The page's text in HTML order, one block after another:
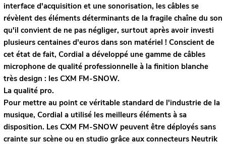
interface d'acquisition et une sonorisation, les câbles se
révèlent des éléments déterminants de la fragile chaîne du son
qu'il convient de ne pas négliger, surtout après avoir investi
plusieurs centaines d'euros dans son matériel ! Conscient de
cet état de fait, Cordial a développé une gamme de câbles
microphone de qualité professionnelle à la finition blanche
très design : les CXM FM-SNOW.
La qualité pro.
Pour mettre au point ce véritable standard de l'industrie de la
musique, Cordial a utilisé les meilleurs éléments à sa
disposition. Les CXM FM-SNOW peuvent être déployés sans
crainte sur scène ou en studio grâce aux connecteurs Neutrik